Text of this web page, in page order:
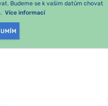
Budeme se k vašim datům chovat
Více informací